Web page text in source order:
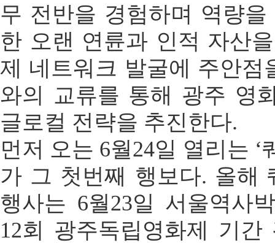
무 전반을 경험하며 역량
한 오랜 연륜과 인적 자산
제 네트워크 발굴에 주안점
와의 교류를 통해 광주 영
글로컬 전략을 추진한다.
먼저 오는 6월24일 열리는 ‘
가 그 첫번째 행보다. 올해
행사는 6월23일 서울역사
12회 광주독립영화제 기